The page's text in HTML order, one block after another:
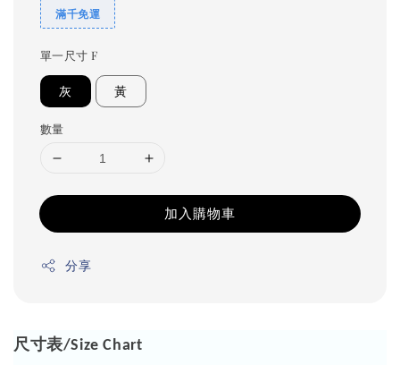
滿千免運
單一尺寸 F
灰 黃
數量
加入購物車
分享
尺寸表/Size Chart